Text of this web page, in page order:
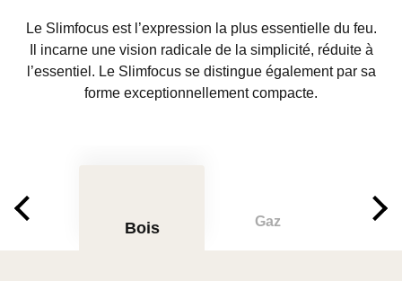
Le Slimfocus est l’expression la plus essentielle du feu.
Il incarne une vision radicale de la simplicité, réduite à
l’essentiel. Le Slimfocus se distingue également par sa
forme exceptionnellement compacte.
Bois Gaz